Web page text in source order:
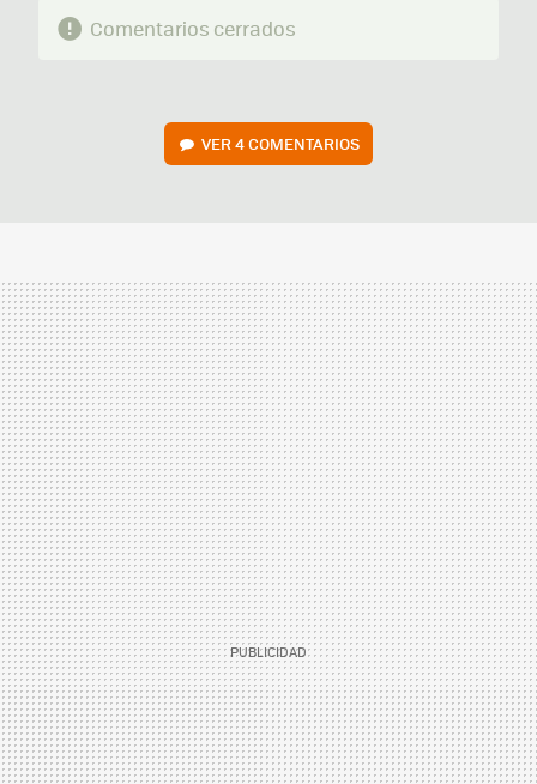
Comentarios cerrados
VER4 COMENTARIOS